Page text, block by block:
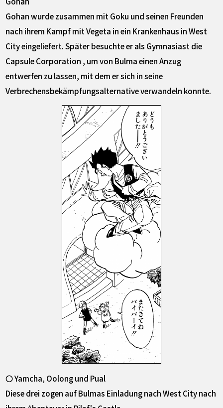
Gohan wurde zusammen mit Goku und seinen Freunden
nach ihrem Kampf mit Vegeta in ein Krankenhaus in West
City eingeliefert. Später besuchte er als Gymnasiast die
Capsule Corporation , um von Bulma einen Anzug
entwerfen zu lassen, mit dem er sich in seine
Verbrechensbekämpfungsalternative verwandeln konnte.
〇 Yamcha, Oolong und Pual
Diese drei zogen auf Bulmas Einladung nach West City nach